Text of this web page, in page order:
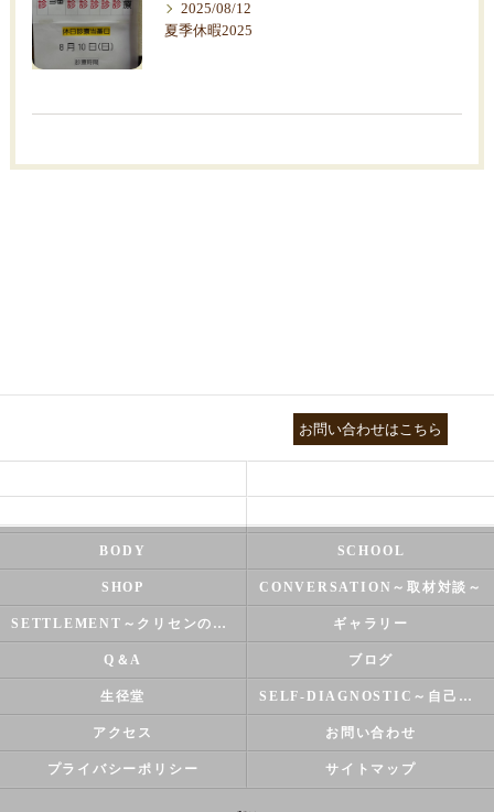
2025/08/12
夏季休暇2025
お問い合わせはこちら
BODY SCHOOL
SHOP CONVERSATION～取材対談～
SETTLEMENT～クリセンのズバリ解決シリーズ～ ギャラリー
Q＆A ブログ
生径堂 SELF-DIAGNOSTIC～自己診断～
アクセス お問い合わせ
プライバシーポリシー サイトマップ